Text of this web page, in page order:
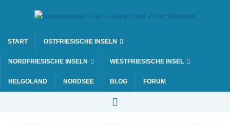
START OSTFRIESISCHE INSELN
NORDFRIESISCHE INSELN WESTFRIESISCHE INSEL
HELGOLAND NORDSEE BLOG FORUM